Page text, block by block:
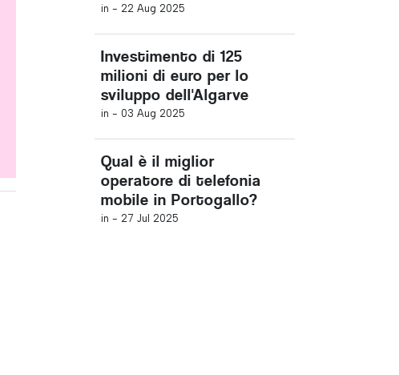
in - 22 Aug 2025
Investimento di 125
milioni di euro per lo
sviluppo dell'Algarve
in - 03 Aug 2025
Qual è il miglior
operatore di telefonia
mobile in Portogallo?
in - 27 Jul 2025